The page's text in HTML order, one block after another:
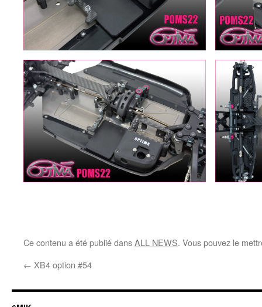
Ce contenu a été publié dansALL NEWS. Vous pouvez le
← XB4 option #54